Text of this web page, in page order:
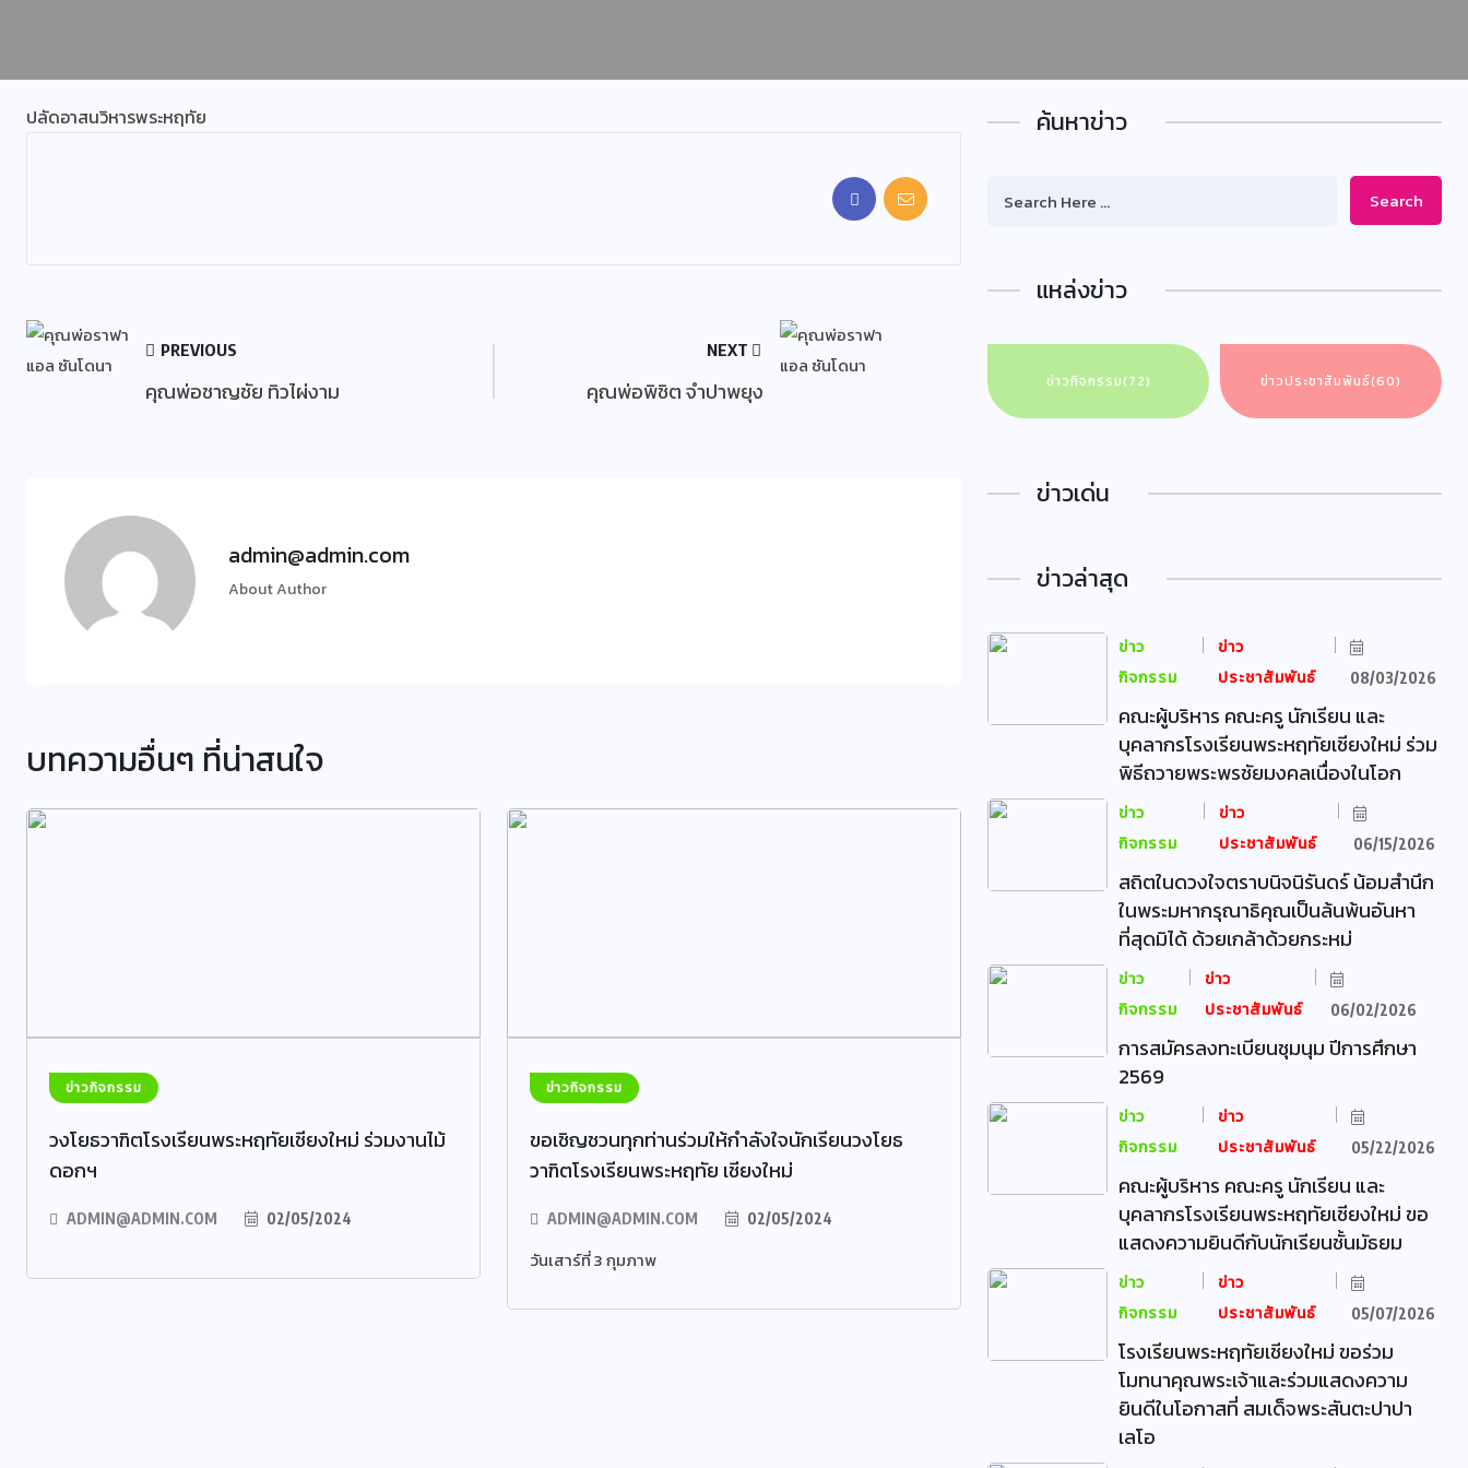
ปลัดอาสนวิหารพระหฤทัย
PREVIOUS
คุณพ่อชาญชัย ทิวไผ่งาม
NEXT
คุณพ่อพิชิต จำปาพยุง
admin@admin.com
About Author
บทความอื่นๆ ที่น่าสนใจ
ข่าวกิจกรรม
วงโยธวาฑิตโรงเรียนพระหฤทัยเชียงใหม่ ร่วมงานไม้
ดอกฯ
ADMIN@ADMIN.COM 02/05/2024
ข่าวกิจกรรม
ขอเชิญชวนทุกท่านร่วมให้กำลังใจนักเรียนวงโยธ
วาฑิตโรงเรียนพระหฤทัย เชียงใหม่
ADMIN@ADMIN.COM 02/05/2024
วันเสาร์ที่ 3 กุมภาพ
ค้นหาข่าว
Search
แหล่งข่าว
ข่าวกิจกรรม(72) ข่าวประชาสัมพันธ์(60)
ข่าวเด่น
ข่าวล่าสุด
ข่าว
กิจกรรม
ข่าว
ประชาสัมพันธ์
08/03/2026
คณะผู้บริหาร คณะครู นักเรียน และ
บุคลากรโรงเรียนพระหฤทัยเชียงใหม่ ร่วม
พิธีถวายพระพรชัยมงคลเนื่องในโอก
ข่าว
กิจกรรม
ข่าว
ประชาสัมพันธ์
06/15/2026
สถิตในดวงใจตราบนิจนิรันดร์ น้อมสำนึก
ในพระมหากรุณาธิคุณเป็นล้นพ้นอันหา
ที่สุดมิได้ ด้วยเกล้าด้วยกระหม่
ข่าว
กิจกรรม
ข่าว
ประชาสัมพันธ์
06/02/2026
การสมัครลงทะเบียนชุมนุม ปีการศึกษา
2569
ข่าว
กิจกรรม
ข่าว
ประชาสัมพันธ์
05/22/2026
คณะผู้บริหาร คณะครู นักเรียน และ
บุคลากรโรงเรียนพระหฤทัยเชียงใหม่ ขอ
แสดงความยินดีกับนักเรียนชั้นมัธยม
ข่าว
กิจกรรม
ข่าว
ประชาสัมพันธ์
05/07/2026
โรงเรียนพระหฤทัยเชียงใหม่ ขอร่วม
โมทนาคุณพระเจ้าและร่วมแสดงความ
ยินดีในโอกาสที่ สมเด็จพระสันตะปาปา
เลโอ